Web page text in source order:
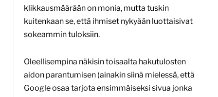
klikkausmäärään on monia, mutta tuskin
kuitenkaan se, että ihmiset nykyään luottaisivat
sokeammin tuloksiin.
Oleellisempina näkisin toisaalta hakutulosten
aidon parantumisen (ainakin siinä mielessä, että
Google osaa tarjota ensimmäiseksi sivua jonka